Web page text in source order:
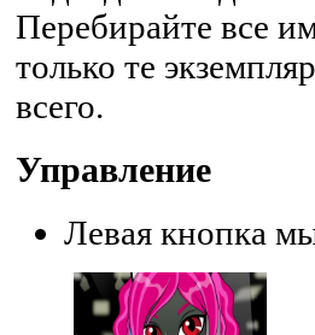
Перебирайте все
только те
всего.
Управление
Левая кнопка